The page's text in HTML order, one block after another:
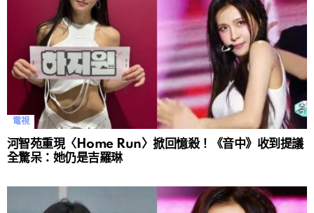
電視
河智苑重現〈Home Run〉掀回憶殺！《音中》收到提議
全驚呆：她仍是吉羅琳